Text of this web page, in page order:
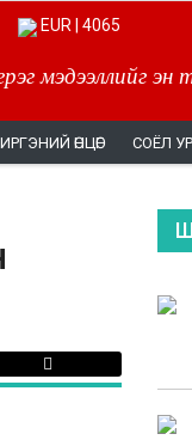
мэдээллийг эн
EUR | 4065
ИРГЭНИЙ ӨНЦӨГ СОЁЛ